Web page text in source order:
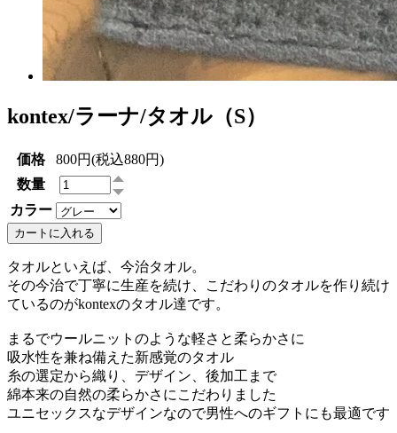
kontex/ラーナ/タオル（S）
価格
800円(税込880円)
数量
カラー
カートに入れる
タオルといえば、今治タオル。
その今治で丁寧に生産を続け、こだわりのタオルを作り続け
ているのがkontexのタオル達です。
まるでウールニットのような軽さと柔らかさに
吸水性を兼ね備えた新感覚のタオル
糸の選定から織り、デザイン、後加工まで
綿本来の自然の柔らかさにこだわりました
ユニセックスなデザインなので男性へのギフトにも最適です